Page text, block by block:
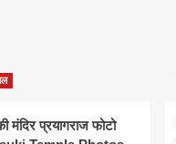
मंदिर प्रयागराज फोटो